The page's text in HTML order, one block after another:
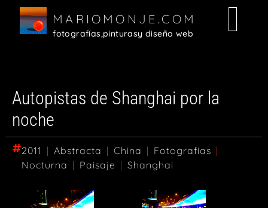
MARIOMONJE.COM
fotografías,pinturasy diseño web
Autopistas de Shanghai por la
noche
2011 | Abstracta | China | Fotografías |
Nocturna | Paisaje | Shanghai